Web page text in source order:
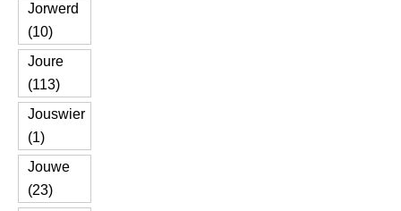
Jorwerd
(10)
Joure
(113)
Jouswier
(1)
Jouwe
(23)